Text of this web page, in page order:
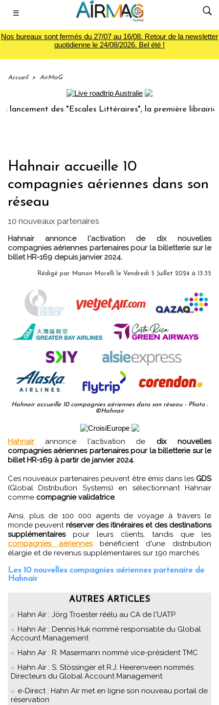
☰
Nos bureaux sont fermés du 27/07 au 16/08. Retour de la newsletter
quotidienne le 24/08/2026. Bel été !
Accueil > AirMaG
des "Escales Littéraires", la première librairie du
Hahnair accueille 10
compagnies aériennes dans son
réseau
10 nouveaux partenaires
Hahnair annonce l'activation de dix nouvelles
compagnies aériennes partenaires pour la billetterie sur le
billet HR-169 depuis janvier 2024.
Rédigé par Manon Morelli le Vendredi 5 Juillet 2024 à 13:35
Hahnair accueille 10 compagnies aériennes dans son réseau - Photo :
©Hahnair
Hahnairannonce l'activation de dix nouvelles
compagnies aériennes partenaires pour la billetterie sur le
billet HR-169 à partir de janvier 2024.
Ces nouveaux partenaires peuvent être émis dans les GDS
(Global Distribution Systems) en sélectionnant Hahnair
comme compagnie validatrice.
Ainsi, plus de 100 000 agents de voyage à travers le
monde peuvent réserver des itinéraires et des destinations
supplémentairespour leurs clients, tandis que les
compagnies aériennesbénéficient d'une distribution
élargie et de revenus supplémentaires sur 190 marchés.
Les 10 nouvelles compagnies aériennes partenaire de
Hahnair
AUTRES ARTICLES
Hahn Air : Jörg Troester réélu au CA de l'UATP
Hahn Air : Dennis Huk nommé responsable du Global
Account Management
Hahn Air : R. Masermann nommé vice-président TMC
Hahn Air : S. Stössinger et R.J. Heerenveen nommés
Directeurs du Global Account Management
e-Direct : Hahn Air met en ligne son nouveau portail de
réservation